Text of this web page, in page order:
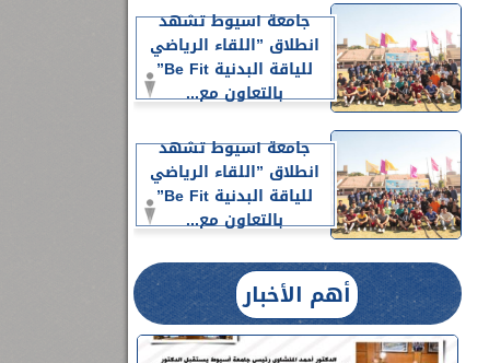
جامعة أسيوط تشهد
انطلاق ”اللقاء الرياضي
للياقة البدنية Be Fit”
بالتعاون مع...
جامعة أسيوط تشهد
انطلاق ”اللقاء الرياضي
للياقة البدنية Be Fit”
بالتعاون مع...
أهم الأخبار